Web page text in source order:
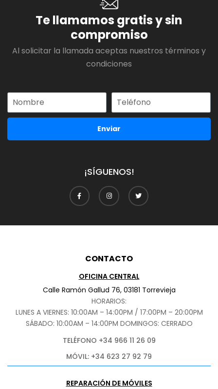
Te llamamos gratis y sin
compromiso
Al solicitar la llamada aceptas nuestros términos y
condiciones
Enviar
¡SÍGUENOS!
CONTACTO
OFICINA CENTRAL
Calle Ramón Gallud 76, 03181 Torrevieja
HORARIOS:
LUNES A VIERNES: 10:00AM – 14:00PM / 17:00PM – 20:00PM
SÁBADO: 10:00AM – 14:00PM DOMINGOS: CERRADO
TELÉFONO +34 966 11 26 09
MÓVIL: +34 623 27 92 79
REPARACIÓN DE MÓVILES